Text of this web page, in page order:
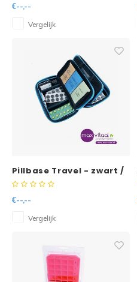
€--,--
Vergelijk
Pillbase Travel - zwart /
blauw
€--,--
Vergelijk